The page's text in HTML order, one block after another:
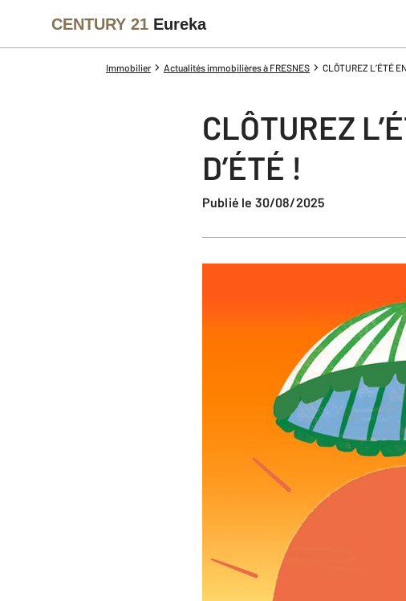
CENTURY 21 Eureka
Immobilier Actualités immobilières à FRESNES CLÔTUREZ L’ÉTÉ
CLÔTUREZ
D’ÉTÉ !
Publié le 30/08/2025